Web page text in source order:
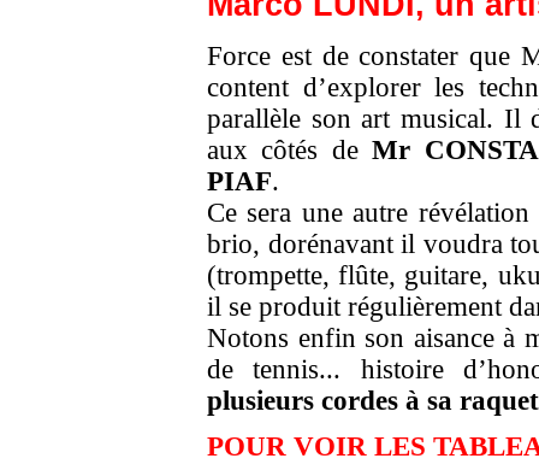
Force est de constater que
content d’explorer les
parallèle son art musical. Il
aux côtés deMr
PIAF.
Ce sera une autre
brio, dorénavant il voudra
(trompette, flûte, guitare,
il se produit régulièrement
Notons enfin son aisance à
de tennis... histoire
plusieurs cordes à sa
POUR VOIR LES